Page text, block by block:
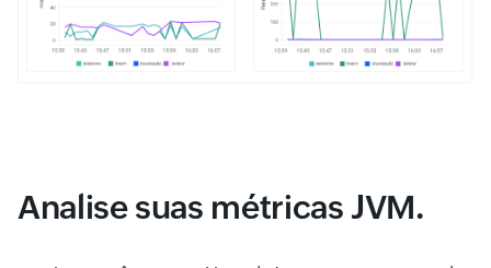
Analise suas métricas JVM.